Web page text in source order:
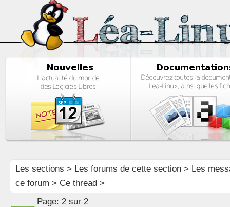
Les sections > Les forums de cette section> Les
ce forum > Ce thread >
Page: 2 sur 2